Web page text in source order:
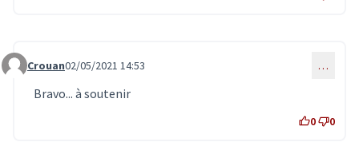
Commentaire 3289
Crouan02/05/2021 14:53 …
Bravo... à soutenir
0 0